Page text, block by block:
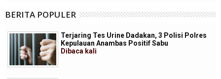
BERITA POPULER
Terjaring Tes Urine Dadakan, 3 Polisi Polres
Kepulauan Anambas Positif Sabu
Dibaca kali